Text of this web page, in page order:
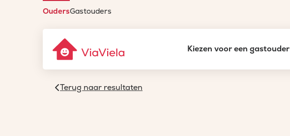
OudersGastouders
Kiezen voor een gastouder
Terug naar resultaten